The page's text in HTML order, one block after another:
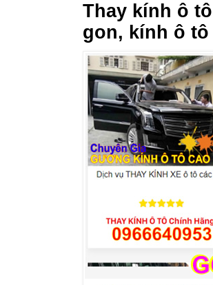
Thay kính ô
gon, kính ô